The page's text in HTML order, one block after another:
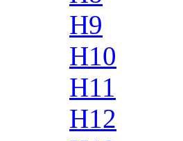
H9
H10
H11
H12